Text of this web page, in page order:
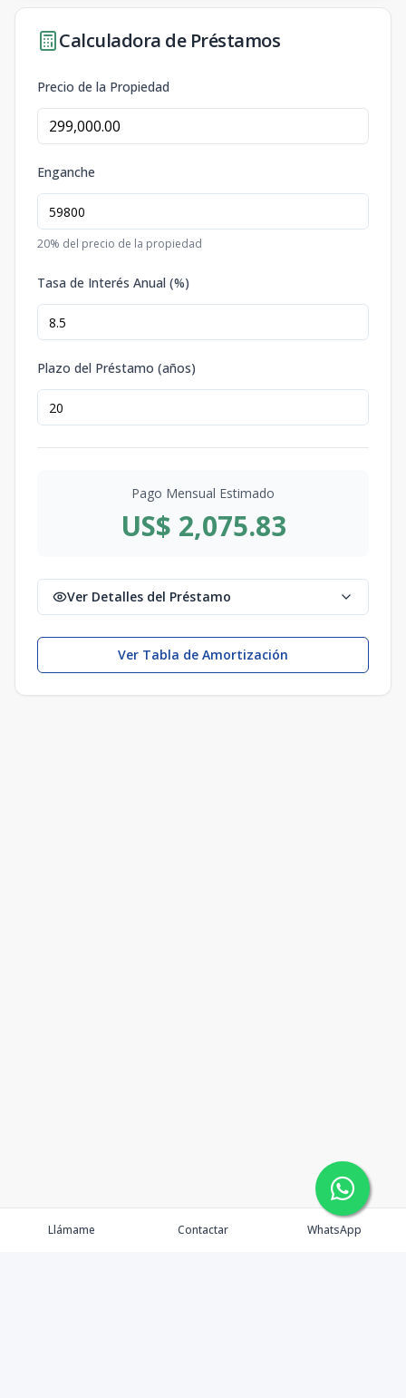
Calculadora de Préstamos
Precio de la Propiedad
Enganche
20% del precio de la propiedad
Tasa de Interés Anual (%)
Plazo del Préstamo (años)
Pago Mensual Estimado
US$ 2,075.83
Ver Detalles del Préstamo
Ver Tabla de Amortización
Llámame Contactar WhatsApp